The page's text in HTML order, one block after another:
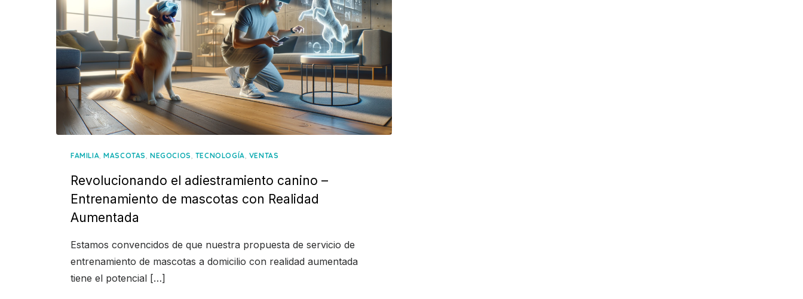
FAMILIA,MASCOTAS,NEGOCIOS, TECNOLOGÍA, VENTAS
Revolucionando el adiestramiento canino –
Entrenamiento de mascotas con Realidad
Aumentada
Estamos convencidos de que nuestra propuesta de servicio de
entrenamiento de mascotas a domicilio con realidad aumentada
tiene el potencial […]